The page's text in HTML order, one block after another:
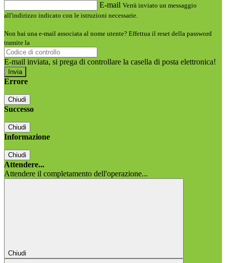
E-mail Verrà inviato un messaggio
all'indirizzo indicato con le istruzioni necessarie.
Non hai una e-mail associata al nome utente? Effettua il reset della password
tramite la
E-mail inviata, si prega di controllare la casella di posta elettronica!
Errore
Chiudi
Successo
Chiudi
Informazione
Chiudi
Attendere...
Attendere il completamento dell'operazione...
Chiudi